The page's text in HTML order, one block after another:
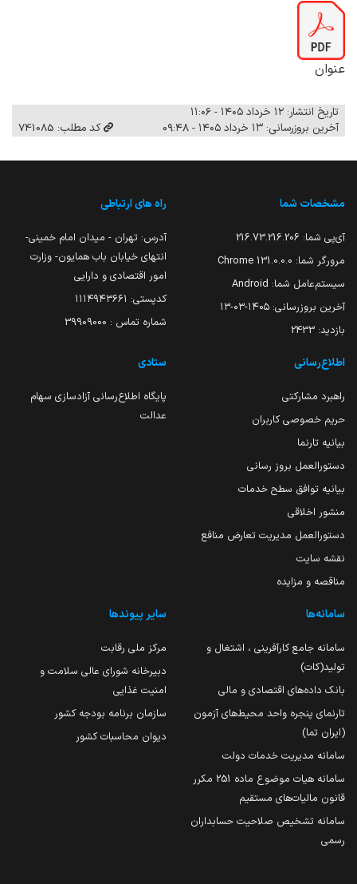
عنوان
تاریخ انتشار: ۱۲ خرداد ۱۴۰۵ - ۱۱:۰۶
آخرین بروزرسانی: ۱۳ خرداد ۱۴۰۵ - ۰۹:۴۸
کد مطلب: 741085
مشخصات شما
آی‌پی شما: 216.73.216.206
مرورگر شما: 131.0.0.0 Chrome
سیستم‌عامل شما: Android
آخرین بروزرسانی: ۱۴۰۵-۰۳-۱۳
بازدید: 2433
راه های ارتباطی
آدرس: تهران - میدان امام خمینی-
انتهای خیابان باب همایون- وزارت
امور اقتصادی و دارایی
کدپستی: ۱۱۱۴۹۴۳۶۶۱
شماره تماس : 39909000
اطلاع‌رسانی
راهبرد مشارکتی
حریم خصوصی کاربران
بیانیه تارنما
دستورالعمل بروز رسانی
بیانیه توافق سطح خدمات
منشور اخلاقی
دستورالعمل مدیریت تعارض منافع
نقشه سایت
مناقصه و مزایده
ستادی
پایگاه اطلاع‌رسانی آزادسازی سهام
عدالت
سامانه‌ها
سامانه جامع کارآفرینی ، اشتغال و
تولید(کات)
بانک داده‌های اقتصادی و مالی
تارنمای پنجره واحد محیط‌های آزمون
(ایران تما)
سامانه مدیریت خدمات دولت
سامانه هیات موضوع ماده 251 مکرر
قانون مالیات‌های مستقیم
سامانه تشخیص صلاحیت حسابداران
رسمی
سایر پیوندها
مرکز ملی رقابت
دبیرخانه شورای عالی سلامت و
امنیت غذایی
سازمان برنامه بودجه کشور
دیوان محاسبات کشور